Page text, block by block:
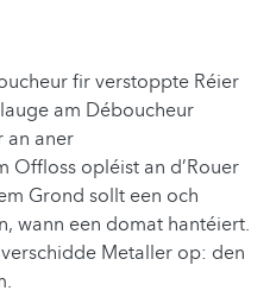
fir verstoppte Réier
am Déboucheur
an aner
Offloss opléist an d’Rouer
Grond sollt een och
wann een domat hantéiert.
Metaller op: den